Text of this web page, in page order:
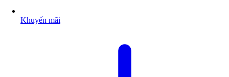
Khuyến mãi